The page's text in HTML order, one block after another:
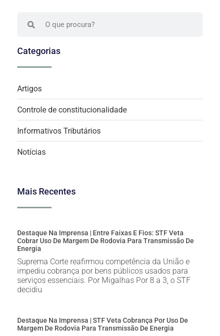
Categorias
Artigos
Controle de constitucionalidade
Informativos Tributários
Notícias
Mais Recentes
Destaque Na Imprensa | Entre Faixas E Fios: STF Veta
Cobrar Uso De Margem De Rodovia Para Transmissão De
Energia
Suprema Corte reafirmou competência da União e
impediu cobrança por bens públicos usados para
serviços essenciais. Por Migalhas Por 8 a 3, o STF
decidiu
Destaque Na Imprensa | STF Veta Cobrança Por Uso De
Margem De Rodovia Para Transmissão De Energia